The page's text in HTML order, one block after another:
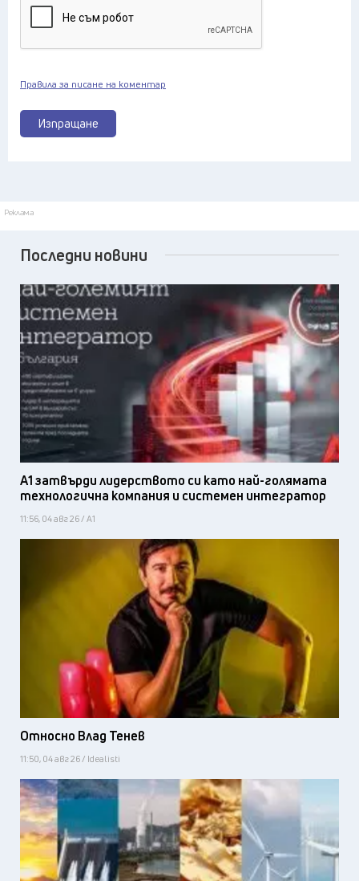
Изпращане
Правила за писане на коментар
Реклама
Последни новини
А1 затвърди лидерството си като най-голямата
технологична компания и системен интегратор
11:56, 04 авг 26 / А1
Относно Влад Тенев
11:50, 04 авг 26 / Idealisti